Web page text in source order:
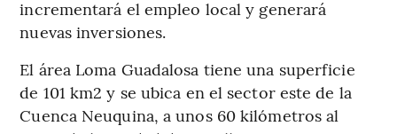
incrementará el empleo local y generará
nuevas inversiones.
El área Loma Guadalosa tiene una superficie
de 101 km2 y se ubica en el sector este de la
Cuenca Neuquina, a unos 60 kilómetros al